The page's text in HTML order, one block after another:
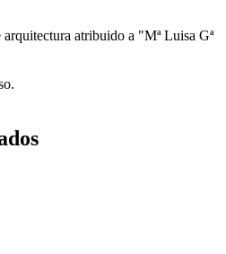
atribuido a "Mª Luisa Gª